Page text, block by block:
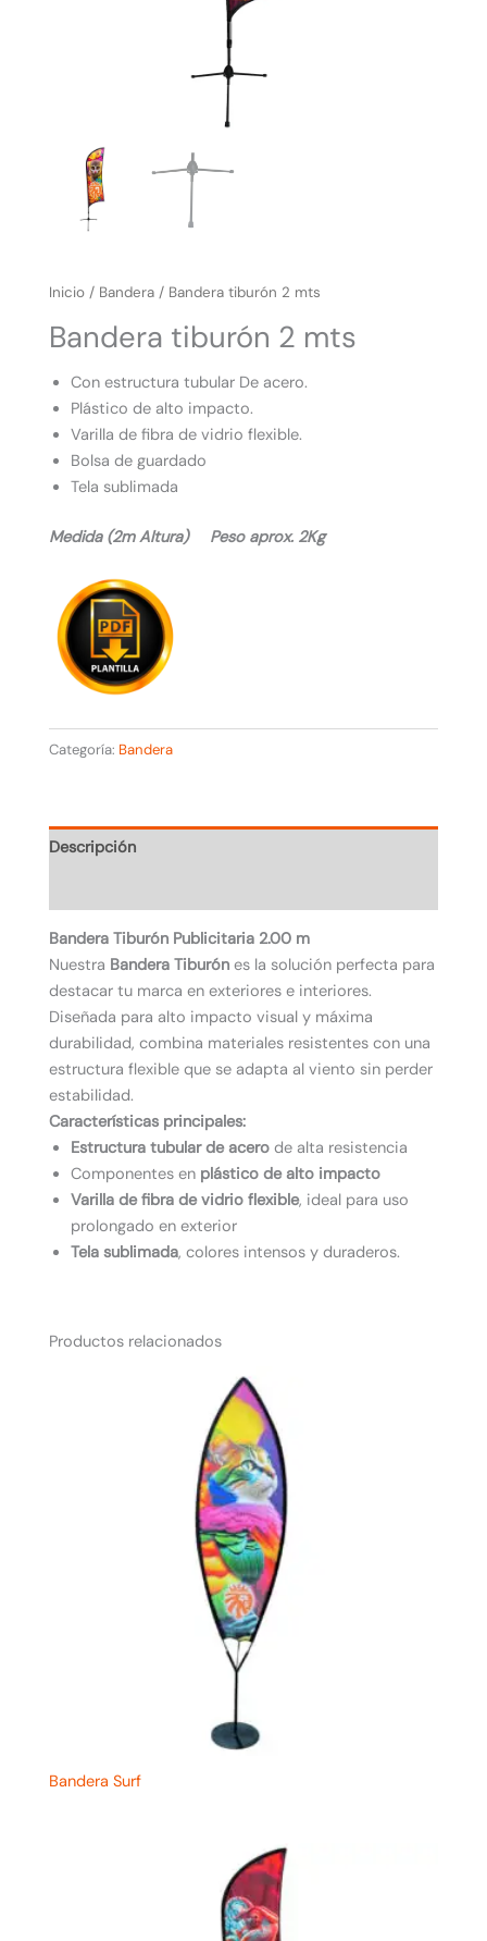
Inicio / Bandera / Bandera tiburón 2 mts
Bandera tiburón 2 mts
Con estructura tubular De acero.
Plástico de alto impacto.
Varilla de fibra de vidrio flexible.
Bolsa de guardado
Tela sublimada
Medida (2m Altura) Peso aprox. 2Kg
Categoría: Bandera
Descripción
Bandera Tiburón Publicitaria 2.00 m
Nuestra Bandera Tiburón es la solución perfecta para
destacar tu marca en exteriores e interiores.
Diseñada para alto impacto visual y máxima
durabilidad, combina materiales resistentes con una
estructura flexible que se adapta al viento sin perder
estabilidad.
Características principales:
Estructura tubular de acero de alta resistencia
Componentes en plástico de alto impacto
Varilla de fibra de vidrio flexible, ideal para uso
prolongado en exterior
Tela sublimada, colores intensos y duraderos.
Productos relacionados
Bandera Surf